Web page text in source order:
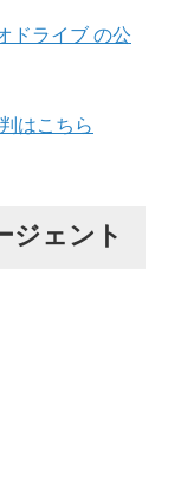
ドライブ の公
はこちら
ジェント